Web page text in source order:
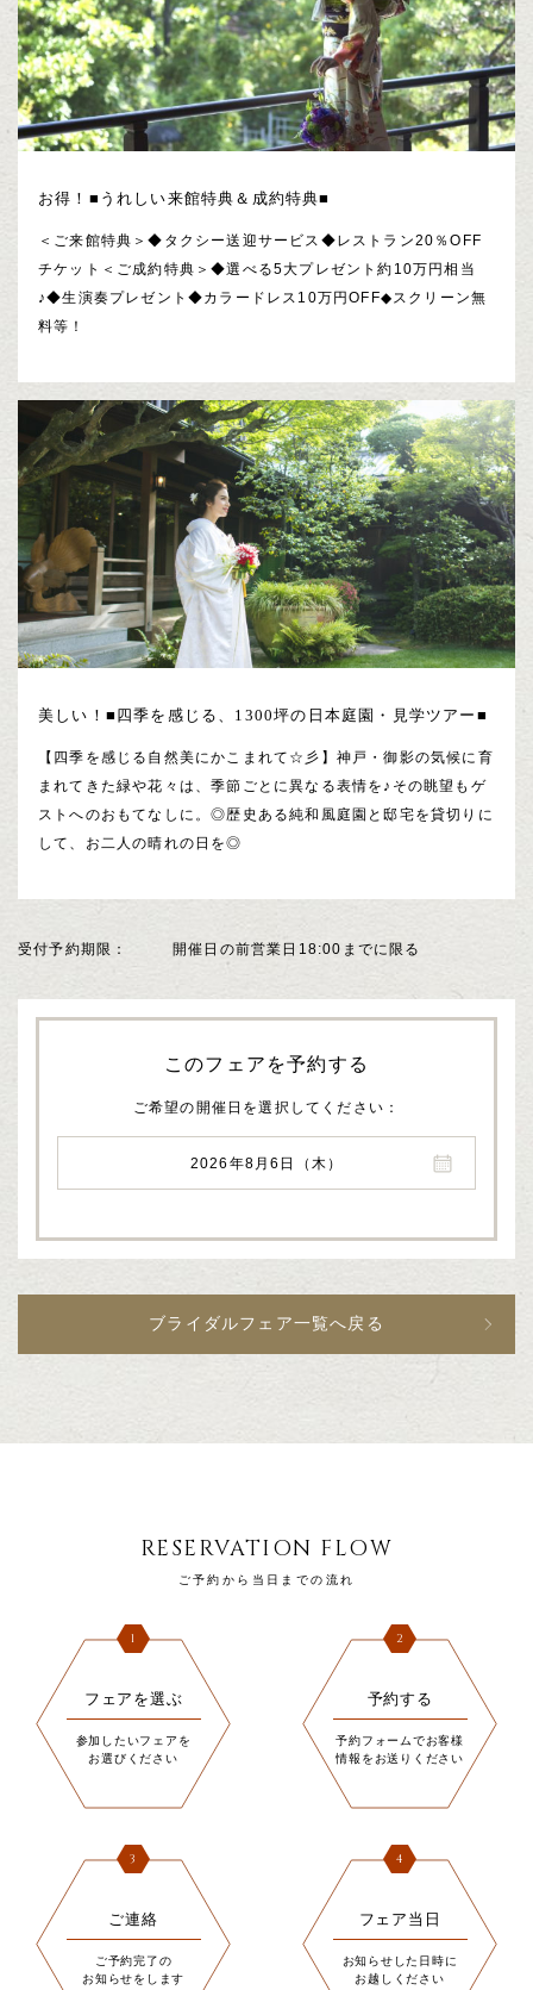
お得！■うれしい来館特典＆成約特典■
＜ご来館特典＞◆タクシー送迎サービス◆レストラン20％OFF
チケット＜ご成約特典＞◆選べる5大プレゼント約10万円相当
♪◆生演奏プレゼント◆カラードレス10万円OFF◆スクリーン無
料等！
美しい！■四季を感じる、1300坪の日本庭園・見学ツアー■
【四季を感じる自然美にかこまれて☆彡】神戸・御影の気候に育
まれてきた緑や花々は、季節ごとに異なる表情を♪その眺望もゲ
ストへのおもてなしに。◎歴史ある純和風庭園と邸宅を貸切りに
して、お二人の晴れの日を◎
受付予約期限 開催日の前営業日18:00までに限る
このフェアを予約する
ご希望の開催日を選択してください
2026年8月6日（木）
ブライダルフェア一覧へ戻る
RESERVATION FLOW
ご予約から当日までの流れ
1
フェアを選ぶ
参加したいフェアを
お選びください
2
予約する
予約フォームでお客様
情報をお送りください
3
ご連絡
ご予約完了の
お知らせをします
4
フェア当日
お知らせした日時に
お越しください